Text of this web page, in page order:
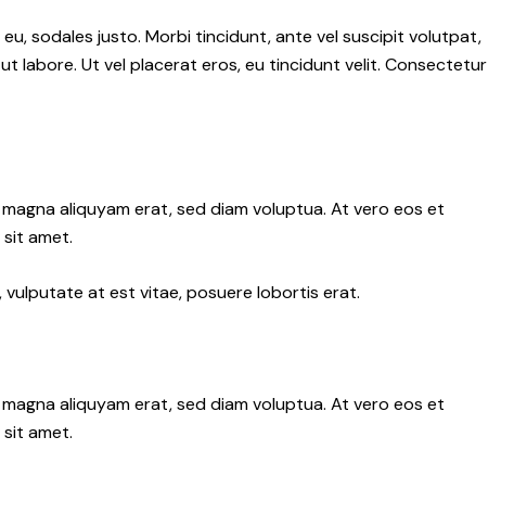
sodales justo. Morbi tincidunt, ante vel suscipit volutpat,
labore. Ut vel placerat eros, eu tincidunt velit. Consectetur
aliquyam erat, sed diam voluptua. At vero eos et
amet.
vulputate at est vitae, posuere lobortis erat.
aliquyam erat, sed diam voluptua. At vero eos et
amet.